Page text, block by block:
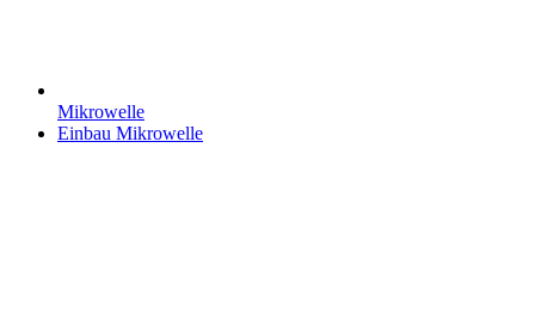
Mikrowelle
Einbau Mikrowelle